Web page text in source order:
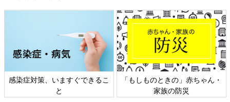
妊娠日数・生後日数に合わせて専門家のアドバイスを毎日お届
け。同じ出産月のママ同士で情報交換したり、励ましあったりで
きる「ルーム」や、写真だけでは伝わらない”できごと”を簡単に
記録できる「成長きろく」も大人気！
感染症対策、いますぐできるこ
と
「もしものときの」赤ちゃん・
家族の防災